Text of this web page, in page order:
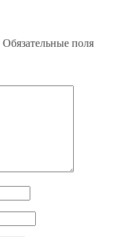
Обязательные поля